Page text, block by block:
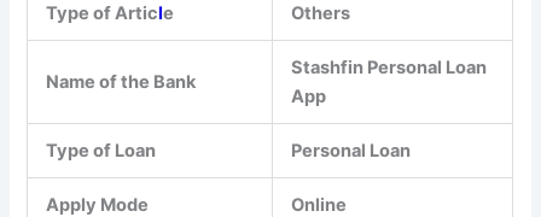
Type of Article Others
Name of the Bank
Stashfin Personal Loan
App
Type of Loan Personal Loan
Apply Mode Online